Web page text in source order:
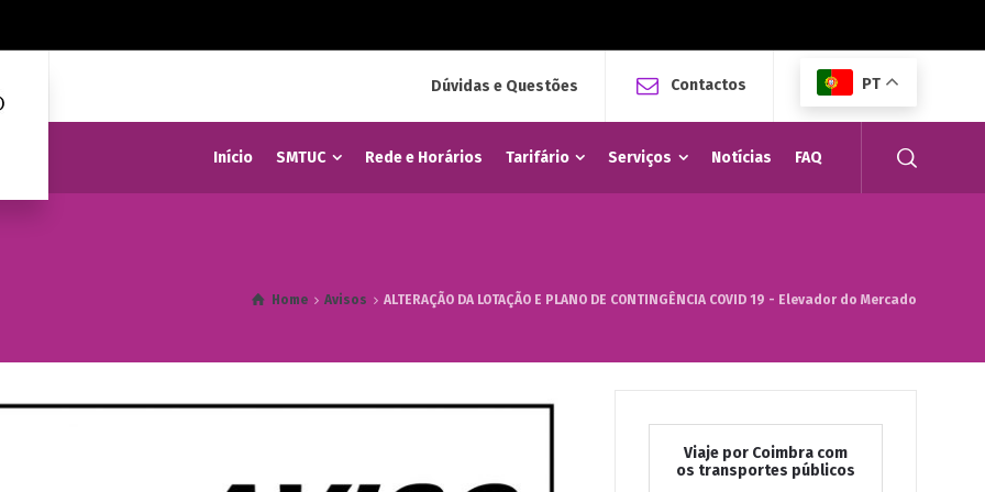
Dúvidas e Questões Contactos PT
Início SMTUC Rede e Horários Tarifário Serviços Notícias FAQ
Home Avisos ALTERAÇÃO DA LOTAÇÃO E PLANO DE CONTINGÊNCIA COVID 19 - Elevador do Mercado
Viaje por Coimbra com
os transportes públicos